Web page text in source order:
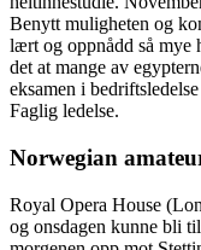
Benytt muligheten og
lært og oppnådd så mye
det at mange av
eksamen i
Faglig ledelse.
Norwegian
Royal Opera House
og onsdagen kunne bli